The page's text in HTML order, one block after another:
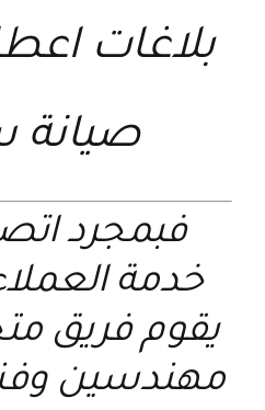
بلاغات
صيانة
فبمجرد
خدمة
يقوم فريق
مهندسين